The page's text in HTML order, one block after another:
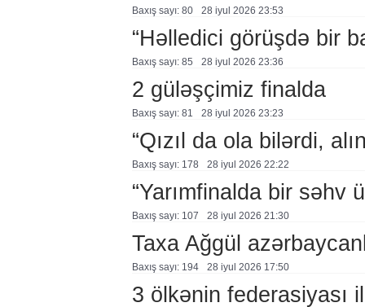
Baxış sayı: 80 28 i̇yul 2026 23:53
“Həlledici görüşdə bir
Baxış sayı: 85 28 i̇yul 2026 23:36
2 güləşçimiz finalda
Baxış sayı: 81 28 i̇yul 2026 23:23
“Qızıl da ola bilərdi,
Baxış sayı: 178 28 i̇yul 2026 22:22
“Yarımfinalda bir səhv
Baxış sayı: 107 28 i̇yul 2026 21:30
Taxa Ağgül
Baxış sayı: 194 28 i̇yul 2026 17:50
3 ölkənin federasiyası